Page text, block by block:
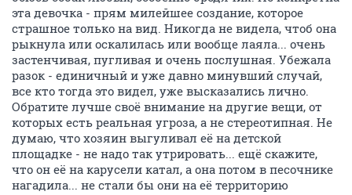
эта девочка - прям милейшее создание, которое
страшное только на вид. Никогда не видела, чтоб она
рыкнула или оскалилась или вообще лаяла... очень
застенчивая, пугливая и очень послушная. Убежала
разок - единичный и уже давно минувший случай,
все кто тогда это видел, уже высказались лично.
Обратите лучше своё внимание на другие вещи, от
которых есть реальная угроза, а не стереотипная. Не
думаю, что хозяин выгуливал её на детской
площадке - не надо так утрировать... ещё скажите,
что он её на карусели катал, а она потом в песочнике
нагадила... не стали бы они на её территорию